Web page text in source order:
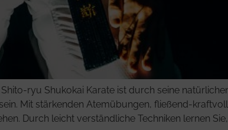
ryu Shukokai Karate ist durch seine
Mit stärkenden Atemübungen, fließend-
Durch leicht verständliche Techniken lernen Sie,